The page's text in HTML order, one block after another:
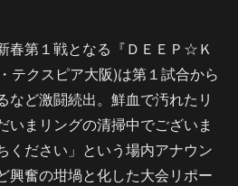
第１戦となる『ＤＥＥＰ☆Ｋ
テクスピア大阪)は第１試合から
など激闘続出。鮮血で汚れたリ
いまリングの清掃中でございま
ください」という場内アナウン
興奮の坩堝と化した大会リポー